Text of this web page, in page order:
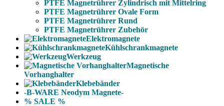
PTFE Magnetrührer Zylindrisch mit Mittelring
PTFE Magnetrührer Ovale Form
PTFE Magnetrührer Rund
PTFE Magnetrührer Zubehör
Elektromagnete
Kühlschrankmagnete
Werkzeug
Magnetische
Vorhanghalter
Klebebänder
-B-WARE Neodym Magnete-
% SALE %